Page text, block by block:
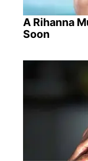
A Rihanna
Soon